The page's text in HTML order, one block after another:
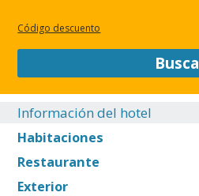
Código descuento
Busca
Información del hotel
Habitaciones
Restaurante
Exterior